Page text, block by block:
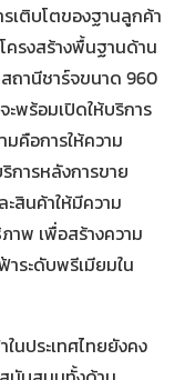
รเติบโตของฐานลูกค้า
ครงสร้างพื้นฐานด้าน
ถานีชาร์จขนาด 960
พร้อมเปิดให้บริการ
มคือการให้ความ
การหลังการขาย
สินค้าให้มีความ
าพ เพื่อสร้างความ
ระดับพรีเมียมใน
นประเทศไทยยังคง